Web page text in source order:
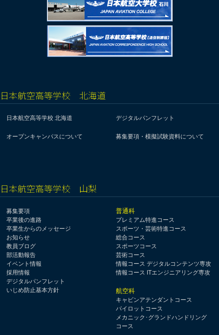
日本航空高等学校 北海道
日本航空高等学校 北海道 デジタルパンフレット
オープンキャンパスについて 募集要項・模擬試験資料について
日本航空高等学校 山梨
募集要項
卒業後の進路
卒業生からのメッセージ
お知らせ
教員ブログ
部活動報告
イベント情報
採用情報
デジタルパンフレット
いじめ防止基本方針
普通科
プレミアム特進コース
スポーツ・芸術特進コース
総合コース
スポーツコース
芸術コース
情報コース デジタルコンテンツ専攻
情報コース ITエンジニアリング専攻
航空科
キャビンアテンダントコース
パイロットコース
メカニック･グランドハンドリング
コース